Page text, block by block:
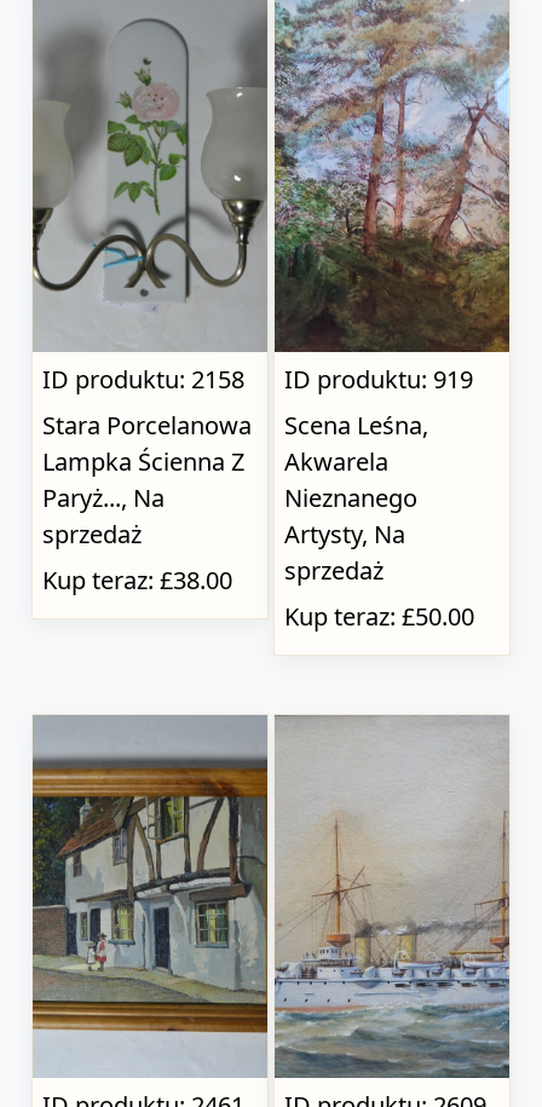
ID produktu: 2158
Stara Porcelanowa
Lampka Ścienna Z
Paryż..., Na
sprzedaż
Kup teraz: £38.00
ID produktu: 919
Scena Leśna,
Akwarela
Nieznanego
Artysty, Na
sprzedaż
Kup teraz: £50.00